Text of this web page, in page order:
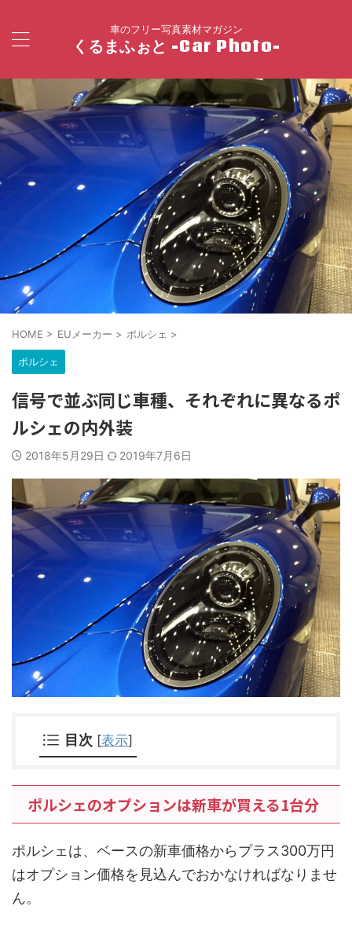
車のフリー写真素材マガジン
くるまふぉと -Car Photo-
HOME > EUメーカー > ポルシェ >
ポルシェ
信号で並ぶ同じ車種、それぞれに異なるポ
ルシェの内外装
2018年5月29日 2019年7月6日
目次 [表示]
ポルシェのオプションは新車が買える1台分
ポルシェは、ベースの新車価格からプラス300万円
はオプション価格を見込んでおかなければなりませ
ん。